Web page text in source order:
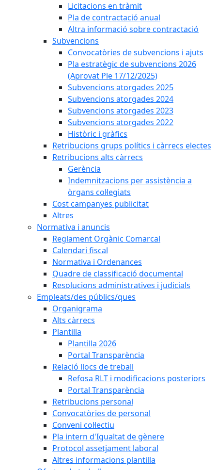
Licitacions en tràmit
Pla de contractació anual
Altra informació sobre contractació
Subvencions
Convocatòries de subvencions i ajuts
Pla estratègic de subvencions 2026
(Aprovat Ple 17/12/2025)
Subvencions atorgades 2025
Subvencions atorgades 2024
Subvencions atorgades 2023
Subvencions atorgades 2022
Històric i gràfics
Retribucions grups polítics i càrrecs electes
Retribucions alts càrrecs
Gerència
Indemnitzacions per assistència a
òrgans col·legiats
Cost campanyes publicitat
Altres
Normativa i anuncis
Reglament Orgànic Comarcal
Calendari fiscal
Normativa i Ordenances
Quadre de classificació documental
Resolucions administratives i judicials
Empleats/des públics/ques
Organigrama
Alts càrrecs
Plantilla
Plantilla 2026
Portal Transparència
Relació llocs de treball
Refosa RLT i modificacions posteriors
Portal Transparència
Retribucions personal
Convocatòries de personal
Conveni col·lectiu
Pla intern d'Igualtat de gènere
Protocol assetjament laboral
Altres informacions plantilla